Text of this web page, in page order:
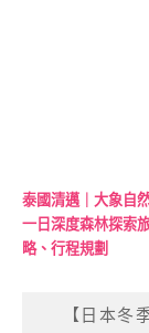
泰國清邁｜大象自
一日深度森林探索
略、行程規劃
【日本